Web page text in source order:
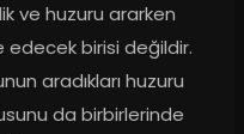
ve huzuru ararken
birisi değildir.
aradıkları huzuru
da birbirlerinde